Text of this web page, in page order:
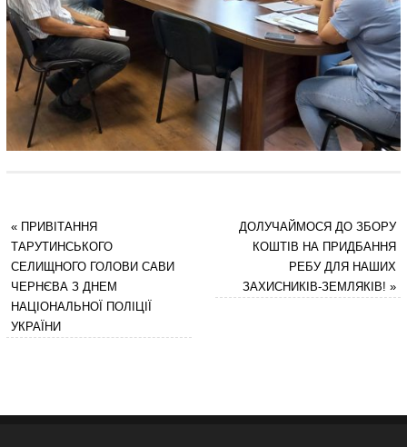
«ПРИВІТАННЯ
ТАРУТИНСЬКОГО
СЕЛИЩНОГО ГОЛОВИ САВИ
ЧЕРНЄВА З ДНЕМ
НАЦІОНАЛЬНОЇ ПОЛІЦІЇ
УКРАЇНИ
ДОЛУЧАЙМОСЯ ДО ЗБОРУ
КОШТІВ НА ПРИДБАННЯ
РЕБУ ДЛЯ НАШИХ
ЗАХИСНИКІВ-ЗЕМЛЯКІВ!»